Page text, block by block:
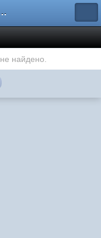
интернет-магазинов
найдено.